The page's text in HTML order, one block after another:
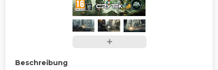
Beschreibung